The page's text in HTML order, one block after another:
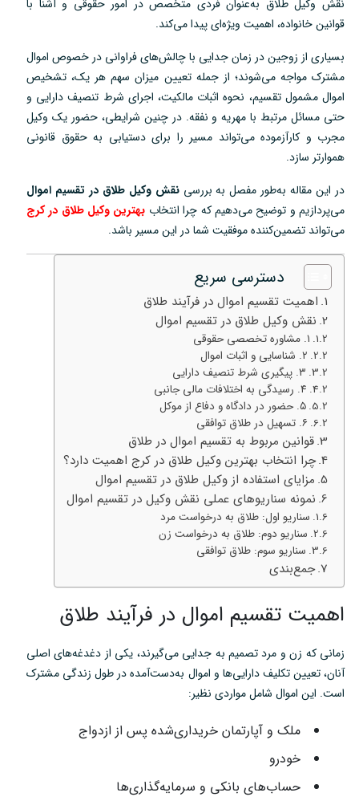
نقش وکیل طلاق به‌عنوان فردی متخصص در امور حقوقی و آشنا با
قوانین خانواده، اهمیت ویژه‌ای پیدا می‌کند.
بسیاری از زوجین در زمان جدایی با چالش‌های فراوانی در خصوص اموال
مشترک مواجه می‌شوند؛ از جمله تعیین میزان سهم هر یک، تشخیص
اموال مشمول تقسیم، نحوه اثبات مالکیت، اجرای شرط تنصیف دارایی و
حتی مسائل مرتبط با مهریه و نفقه. در چنین شرایطی، حضور یک وکیل
مجرب و کارآزموده می‌تواند مسیر را برای دستیابی به حقوق قانونی
هموارتر سازد.
در این مقاله به‌طور مفصل به بررسینقش وکیل طلاق در تقسیم اموال
می‌پردازیم و توضیح می‌دهیم که چرا انتخاب بهترین وکیل طلاق در کرج
می‌تواند تضمین‌کننده موفقیت شما در این مسیر باشد.
دسترسی سریع
اهمیت تقسیم اموال در فرآیند طلاق
نقش وکیل طلاق در تقسیم اموال
۱. مشاوره تخصصی حقوقی
۲. شناسایی و اثبات اموال
۳. پیگیری شرط تنصیف دارایی
۴. رسیدگی به اختلافات مالی جانبی
۵. حضور در دادگاه و دفاع از موکل
۶. تسهیل در طلاق توافقی
قوانین مربوط به تقسیم اموال در طلاق
چرا انتخاب بهترین وکیل طلاق در کرج اهمیت دارد؟
مزایای استفاده از وکیل طلاق در تقسیم اموال
نمونه سناریوهای عملی نقش وکیل در تقسیم اموال
سناریو اول: طلاق به درخواست مرد
سناریو دوم: طلاق به درخواست زن
سناریو سوم: طلاق توافقی
جمع‌بندی
اهمیت تقسیم اموال در فرآیند طلاق
زمانی که زن و مرد تصمیم به جدایی می‌گیرند، یکی از دغدغه‌های اصلی
آنان، تعیین تکلیف دارایی‌ها و اموال به‌دست‌آمده در طول زندگی مشترک
است. این اموال شامل مواردی نظیر:
ملک و آپارتمان خریداری‌شده پس از ازدواج
خودرو
حساب‌های بانکی و سرمایه‌گذاری‌ها